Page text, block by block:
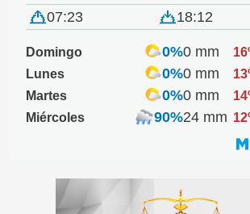
07:23 18:12
Domingo 0%0 mm
Lunes
0%0 mm
Martes
0%0 mm
Miércoles
90%24 mm